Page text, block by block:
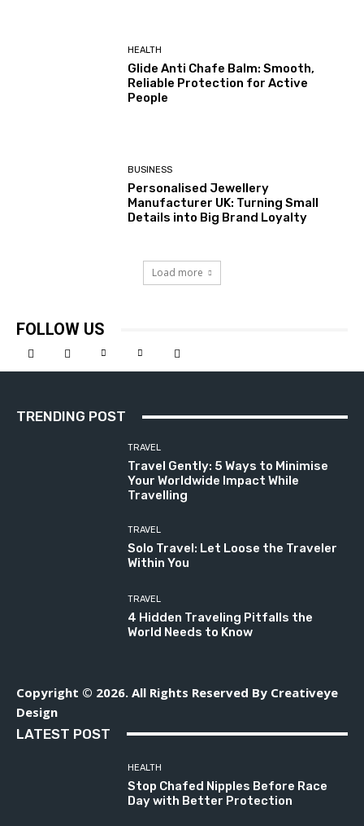
HEALTH
Glide Anti Chafe Balm: Smooth,
Reliable Protection for Active
People
BUSINESS
Personalised Jewellery
Manufacturer UK: Turning Small
Details into Big Brand Loyalty
Load more
FOLLOW US
TRENDING POST
TRAVEL
Travel Gently: 5 Ways to Minimise
Your Worldwide Impact While
Travelling
TRAVEL
Solo Travel: Let Loose the Traveler
Within You
TRAVEL
4 Hidden Traveling Pitfalls the
World Needs to Know
Copyright © 2026. All Rights Reserved By Creativeye
Design
LATEST POST
HEALTH
Stop Chafed Nipples Before Race
Day with Better Protection